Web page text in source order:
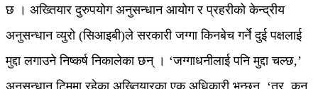
छ । अख्तियार दुरुपयोग अनुसन्धान आयोग र प्रहरीको केन्द्रीय
अनुसन्धान व्युरो (सिआइबी)ले सरकारी जग्गा किनबेच गर्ने दुई पक्षलाई
मुद्दा लगाउने निष्कर्ष निकालेका छन् । ‘जग्गाधनीलाई पनि मुद्दा चल्छ,’